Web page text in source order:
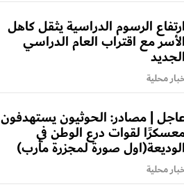
ارتفاع الرسوم الدراسية يثقل كاهل
الأسر مع اقتراب العام الدراسي
الجديد
محلية
| مصادر: الحوثيون يستهدفون
لقوات درع الوطن في
الوديعة(اول صورة لمجزرة مأرب)
محلية